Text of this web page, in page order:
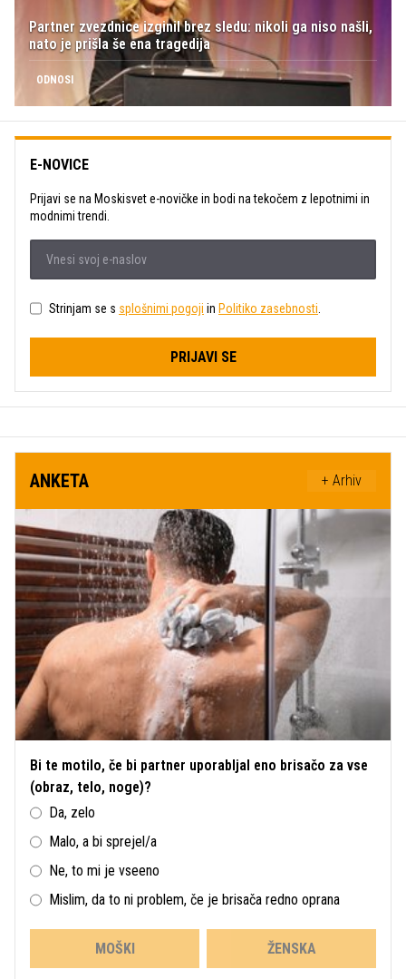
Partner zvezdnice izginil brez sledu: nikoli ga niso našli,
nato je prišla še ena tragedija
ODNOSI
E-NOVICE
Prijavi se na Moskisvet e-novičke in bodi na tekočem z lepotnimi in
modnimi trendi.
Strinjam se s splošnimi pogoji in Politiko zasebnosti
PRIJAVI SE
ANKETA + Arhiv
Bi te motilo, če bi partner uporabljal eno brisačo za vse
(obraz, telo, noge)?
Da, zelo
Malo, a bi sprejel/a
Ne, to mi je vseeno
Mislim, da to ni problem, če je brisača redno oprana
MOŠKI ŽENSKA